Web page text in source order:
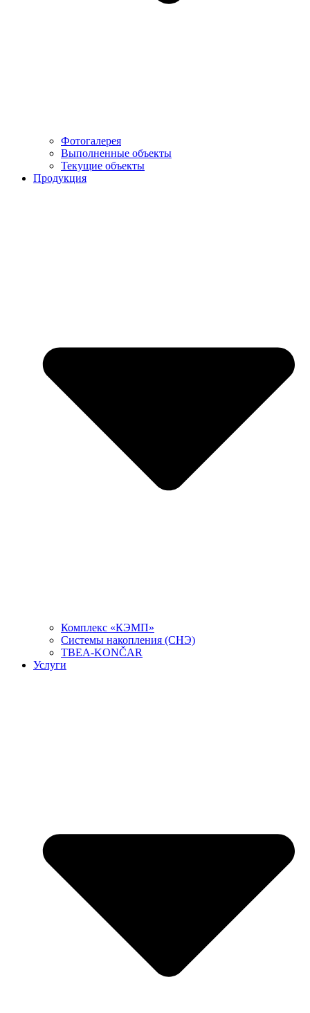
Фотогалерея
Выполненные объекты
Текущие объекты
Продукция
Комплекс «КЭМП»
Системы накопления (СНЭ)
TBEA-KONČAR
Услуги